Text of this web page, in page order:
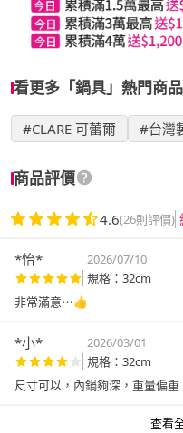
看更多「鍋具」熱門商品
#CLARE 可蕾爾 #台灣
商品評價
4.6(26則評價)
*怡* 2026/07/10
規格：32cm
非常滿意⋯👍
*小* 2026/03/01
規格：32cm
尺寸可以，內鍋夠深，重量偏重
查看